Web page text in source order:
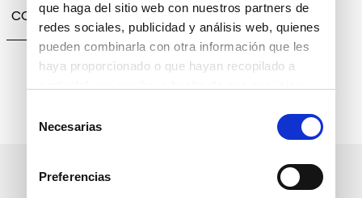
que haga del sitio web con nuestros partners de
redes sociales, publicidad y análisis web, quienes
pueden combinarla con otra información que les
haya proporcionado o que hayan recopilado a
deNecesarias
Preferencias
COMPARTIR
Suscríbete a nuestro boletín